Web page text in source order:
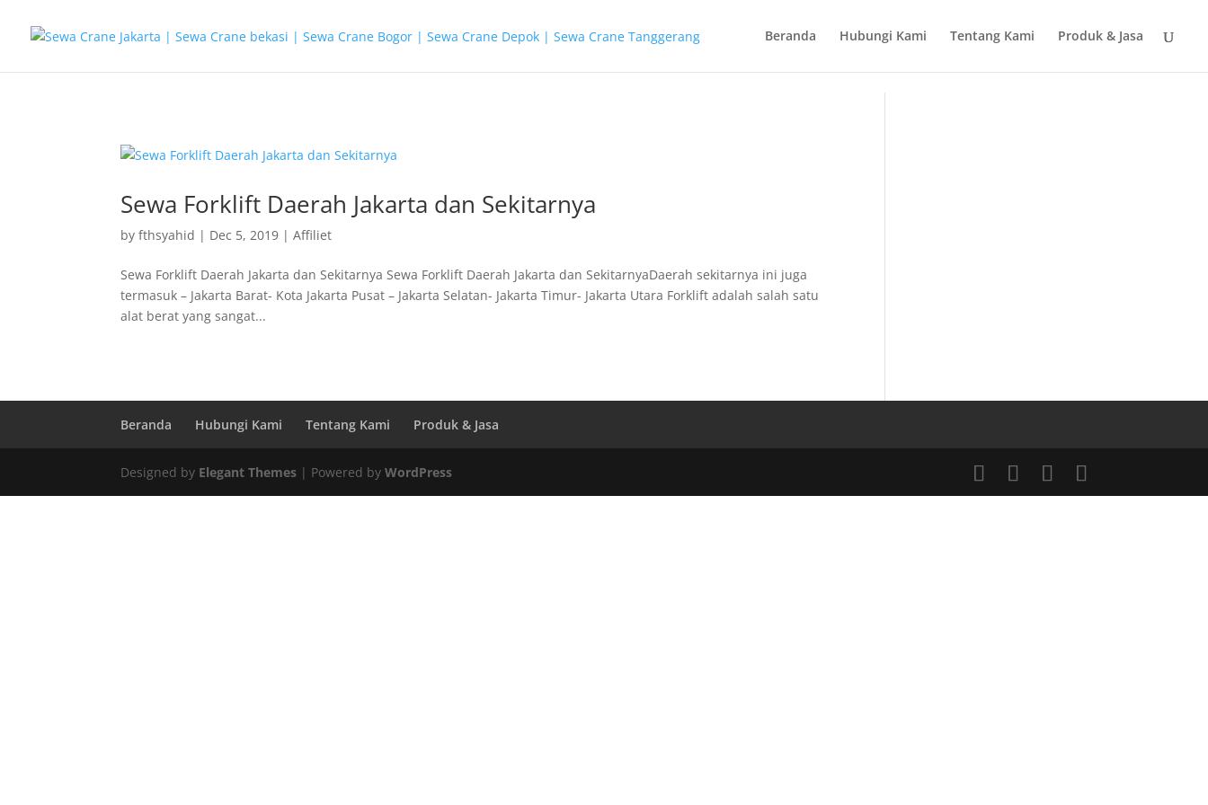
Beranda
Hubungi Kami Tentang Kami Produk & Jasa
Sewa Forklift Daerah Jakarta dan Sekitarnya
byfthsyahid | Dec 5, 2019 |Affiliet
Sewa Forklift Daerah Jakarta dan Sekitarnya Sewa Forklift Daerah Jakarta dan SekitarnyaDaerah sekitarnya ini juga
termasuk – Jakarta Barat- Kota Jakarta Pusat – Jakarta Selatan- Jakarta Timur- Jakarta Utara Forklift adalah salah satu
alat berat yang sangat...
Beranda Hubungi Kami Tentang Kami Produk & Jasa
Designed by Elegant Themes | Powered byWordPress